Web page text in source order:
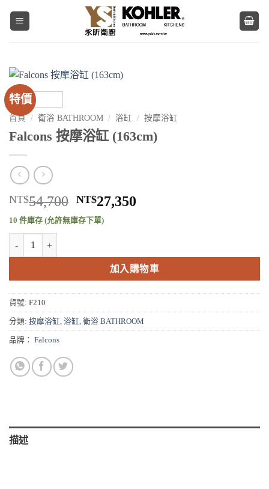
特價
首頁 / 衛浴 BATHROOM / 浴缸 / 按摩浴缸
Falcons 按摩浴缸 (163cm)
NT$54,700 原
始
NT$54,700。
NT$27,350
NT$27,350。
10 件庫存 (允許無庫存下單)
加入購物車
貨號: F210
分類: 按摩浴缸 , 浴缸 , 衛浴 BATHROOM
品牌： Falcons
描述